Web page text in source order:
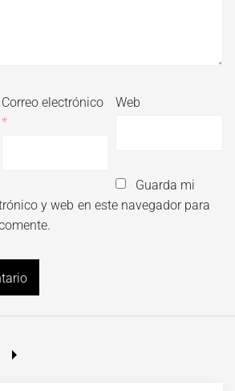
Correo electrónico
*
Web
Guarda mi
y web en este navegador para